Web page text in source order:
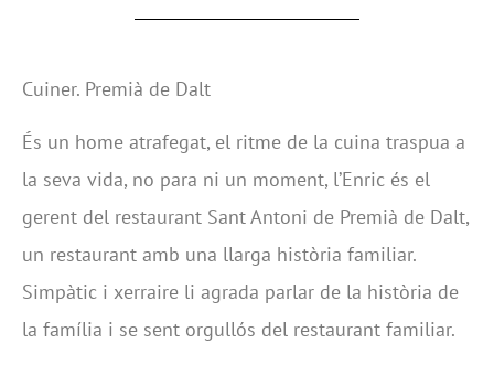
Cuiner. Premià de Dalt
És un home atrafegat, el ritme de la cuina traspua a
la seva vida, no para ni un moment, l’Enric és el
gerent del restaurant Sant Antoni de Premià de Dalt,
un restaurant amb una llarga història familiar.
Simpàtic i xerraire li agrada parlar de la història de
la família i se sent orgullós del restaurant familiar.